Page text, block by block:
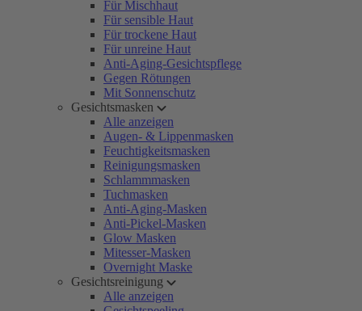
Für Mischhaut
Für sensible Haut
Für trockene Haut
Für unreine Haut
Anti-Aging-Gesichtspflege
Gegen Rötungen
Mit Sonnenschutz
Gesichtsmasken
Alle anzeigen
Augen- & Lippenmasken
Feuchtigkeitsmasken
Reinigungsmasken
Schlammmasken
Tuchmasken
Anti-Aging-Masken
Anti-Pickel-Masken
Glow Masken
Mitesser-Masken
Overnight Maske
Gesichtsreinigung
Alle anzeigen